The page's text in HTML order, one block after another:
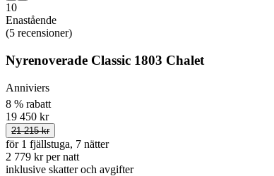
10
Enastående
(5 recensioner)
Nyrenoverade Classic 1803 Chalet
Anniviers
8 % rabatt
19 450 kr
21 215 kr
för 1 fjällstuga, 7 nätter
2 779 kr per natt
inklusive skatter och avgifter